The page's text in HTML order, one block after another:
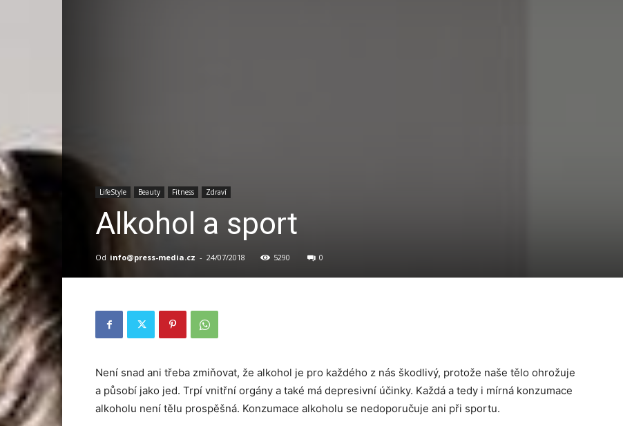
LifeStyle Beauty Fitness Zdraví
Alkohol a sport
Od info@press-media.cz - 24/07/2018 5290 0
Není snad ani třeba zmiňovat, že alkohol je pro každého z nás škodlivý, protože naše tělo ohrožuje
a působí jako jed. Trpí vnitřní orgány a také má depresivní účinky. Každá a tedy i mírná konzumace
alkoholu není tělu prospěšná. Konzumace alkoholu se nedoporučuje ani při sportu.